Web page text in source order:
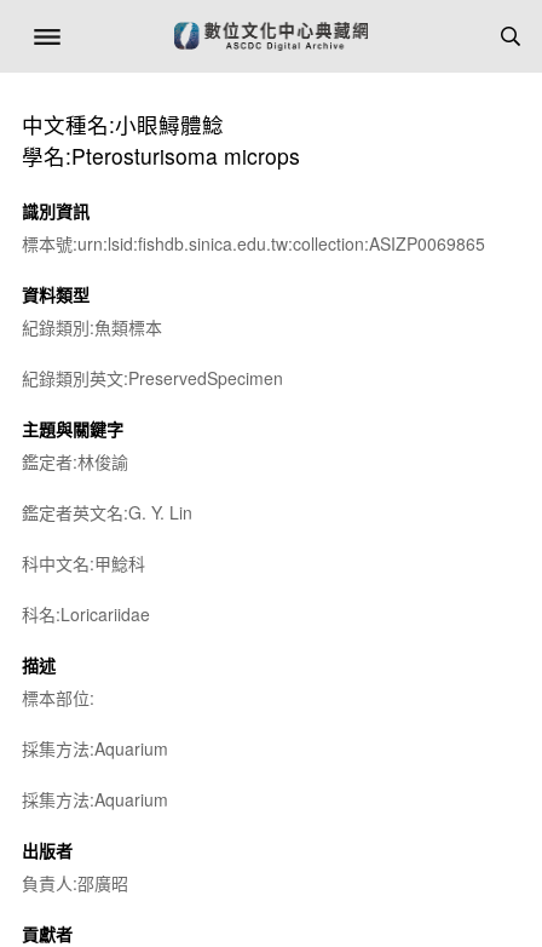
中文種名:小眼鱘體鯰
學名:Pterosturisoma microps
識別資訊
標本號:urn:lsid:fishdb.sinica.edu.tw:collection:ASIZP0069865
資料類型
紀錄類別:魚類標本
紀錄類別英文:PreservedSpecimen
主題與關鍵字
鑑定者:林俊諭
鑑定者英文名:G. Y. Lin
科中文名:甲鯰科
科名:Loricariidae
描述
標本部位:
採集方法:Aquarium
採集方法:Aquarium
出版者
負責人:邵廣昭
貢獻者